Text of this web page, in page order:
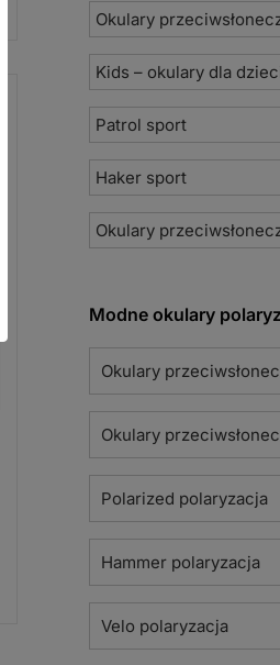
Okulary
Kids – okulary dla
Patrol sport
Haker sport
Okulary
Modne okulary
Okulary
Okulary
Polarized polaryzacja
Hammer polaryzacja
Velo polaryzacja